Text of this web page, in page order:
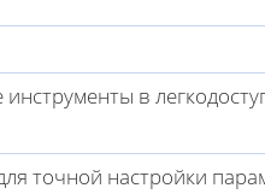
в
точной настройки